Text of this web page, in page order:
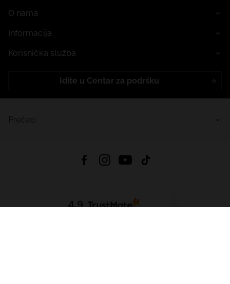
O nama
Informacija
Korisnička služba
Idite u Centar za podršku
4.9